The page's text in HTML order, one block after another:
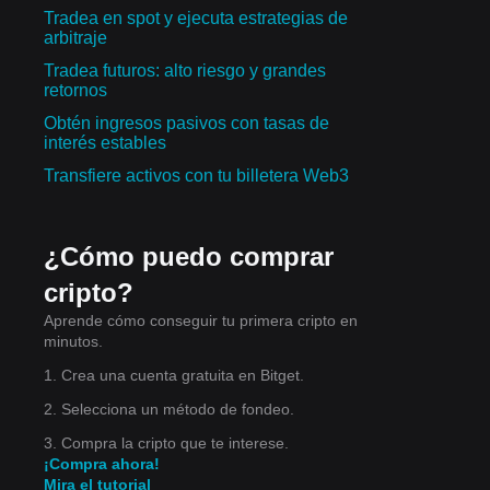
Tradea en spot y ejecuta estrategias de
arbitraje
Tradea futuros: alto riesgo y grandes
retornos
Obtén ingresos pasivos con tasas de
interés estables
Transfiere activos con tu billetera Web3
¿Cómo puedo comprar
cripto?
Aprende cómo conseguir tu primera cripto en
minutos.
1. Crea una cuenta gratuita en Bitget.
2. Selecciona un método de fondeo.
3. Compra la cripto que te interese.
¡Compra ahora!
Mira el tutorial